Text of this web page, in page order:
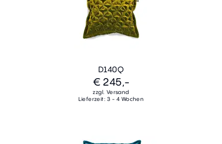
D140Q
€ 245,-
zzgl. Versand
Lieferzeit: 3 - 4 Wochen